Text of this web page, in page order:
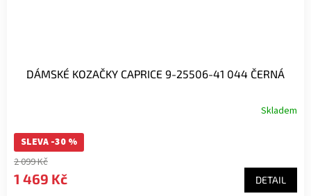
DÁMSKÉ KOZAČKY CAPRICE 9-25506-41 044 ČERNÁ
produktu
je
5,0
z
Skladem
SLEVA -30 %
2 099 Kč
1 469 Kč DETAIL